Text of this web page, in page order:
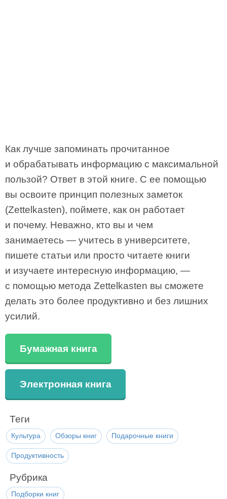
Как лучше запоминать прочитанное
и обрабатывать информацию с максимальной
пользой? Ответ в этой книге. С ее помощью
вы освоите принцип полезных заметок
(Zettelkasten), поймете, как он работает
и почему. Неважно, кто вы и чем
занимаетесь — учитесь в университете,
пишете статьи или просто читаете книги
и изучаете интересную информацию, —
с помощью метода Zettelkasten вы сможете
делать это более продуктивно и без лишних
усилий.
Бумажная книга
Электронная книга
Теги
Культура Обзоры книг Подарочные книги
Продуктивность
Рубрика
Подборки книг